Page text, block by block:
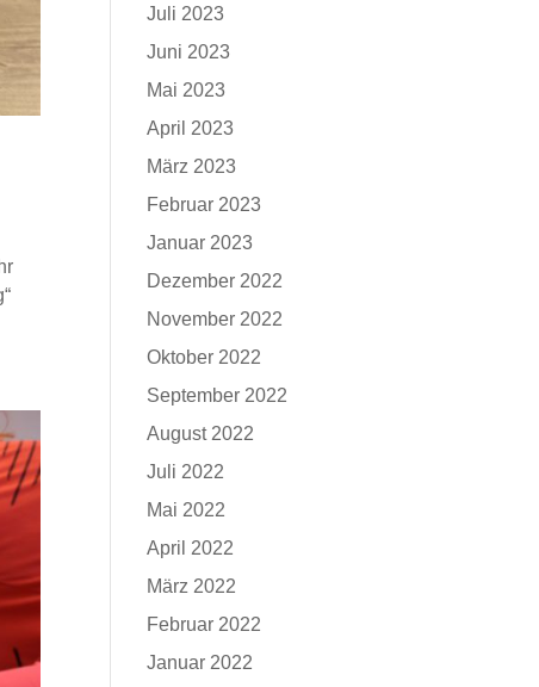
Juli 2023
Juni 2023
Mai 2023
April 2023
März 2023
Februar 2023
Januar 2023
Dezember 2022
November 2022
Oktober 2022
September 2022
August 2022
Juli 2022
Mai 2022
April 2022
März 2022
Februar 2022
Januar 2022